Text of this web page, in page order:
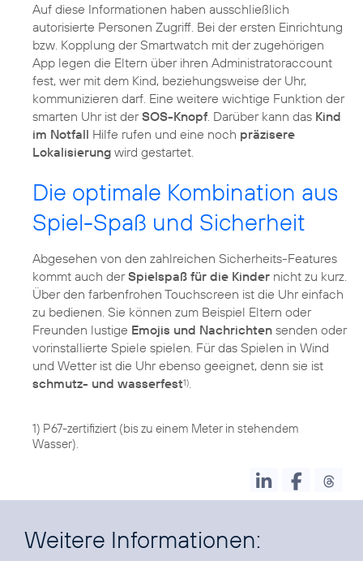
Auf diese Informationen haben ausschließlich
autorisierte Personen Zugriff. Bei der ersten Einrichtung
bzw. Kopplung der Smartwatch mit der zugehörigen
App legen die Eltern über ihren Administratoraccount
fest, wer mit dem Kind, beziehungsweise der Uhr,
kommunizieren darf. Eine weitere wichtige Funktion der
smarten Uhr ist derSOS-Knopf. Darüber kann das Kind
im Notfall Hilfe rufen und eine noch präzisere
Lokalisierung wird gestartet.
Die optimale Kombination aus
Spiel-Spaß und Sicherheit
Abgesehen von den zahlreichen Sicherheits-Features
kommt auch derSpielspaß für die Kinder nicht zu kurz.
Über den farbenfrohen Touchscreen ist die Uhr einfach
zu bedienen. Sie können zum Beispiel Eltern oder
Freunden lustige Emojis und Nachrichten senden oder
vorinstallierte Spiele spielen. Für das Spielen in Wind
und Wetter ist die Uhr ebenso geeignet, denn sie ist
schmutz- und wasserfest1).
1) P67-zertifiziert (bis zu einem Meter in stehendem
Wasser).
Weitere Informationen: